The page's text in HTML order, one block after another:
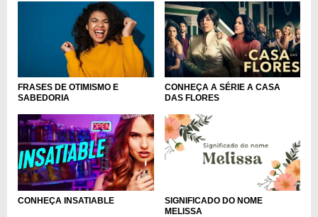
FRASES DE OTIMISMO E
SABEDORIA
CONHEÇA A SÉRIE A CASA
DAS FLORES
CONHEÇA INSATIABLE
SIGNIFICADO DO NOME
MELISSA